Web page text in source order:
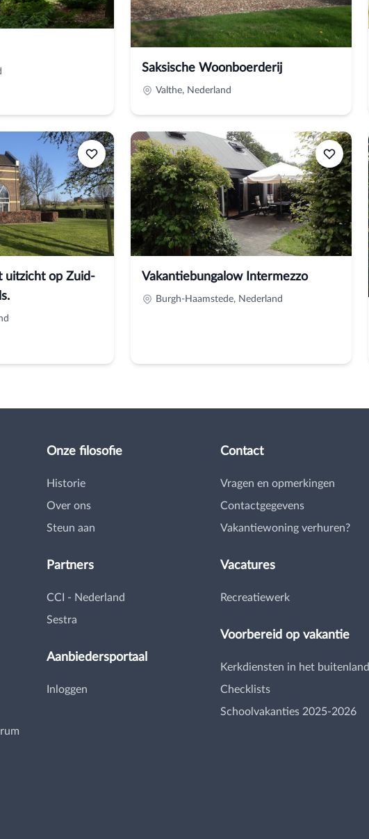
Saksische Woonboerderij
Valthe, Nederland
uitzicht op Zuid-
Vakantiebungalow Intermezzo
Burgh-Haamstede, Nederland
Onze filosofie
Historie
Over ons
Steun aan
Partners
CCI - Nederland
Sestra
Aanbiedersportaal
Inloggen
Contact
Vragen en opmerkingen
Contactgegevens
Vakantiewoning verhuren?
Vacatures
Recreatiewerk
Voorbereid op vakantie
Kerkdiensten in het buitenland
Checklists
Schoolvakanties 2025-2026